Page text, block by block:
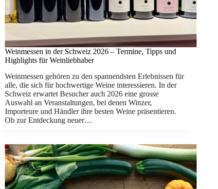
Weinmessen in der Schweiz 2026 – Termine, Tipps und
Highlights für Weinliebhaber
Weinmessen gehören zu den spannendsten Erlebnissen für
alle, die sich für hochwertige Weine interessieren. In der
Schweiz erwartet Besucher auch 2026 eine grosse
Auswahl an Veranstaltungen, bei denen Winzer,
Importeure und Händler ihre besten Weine präsentieren.
Ob zur Entdeckung neuer…